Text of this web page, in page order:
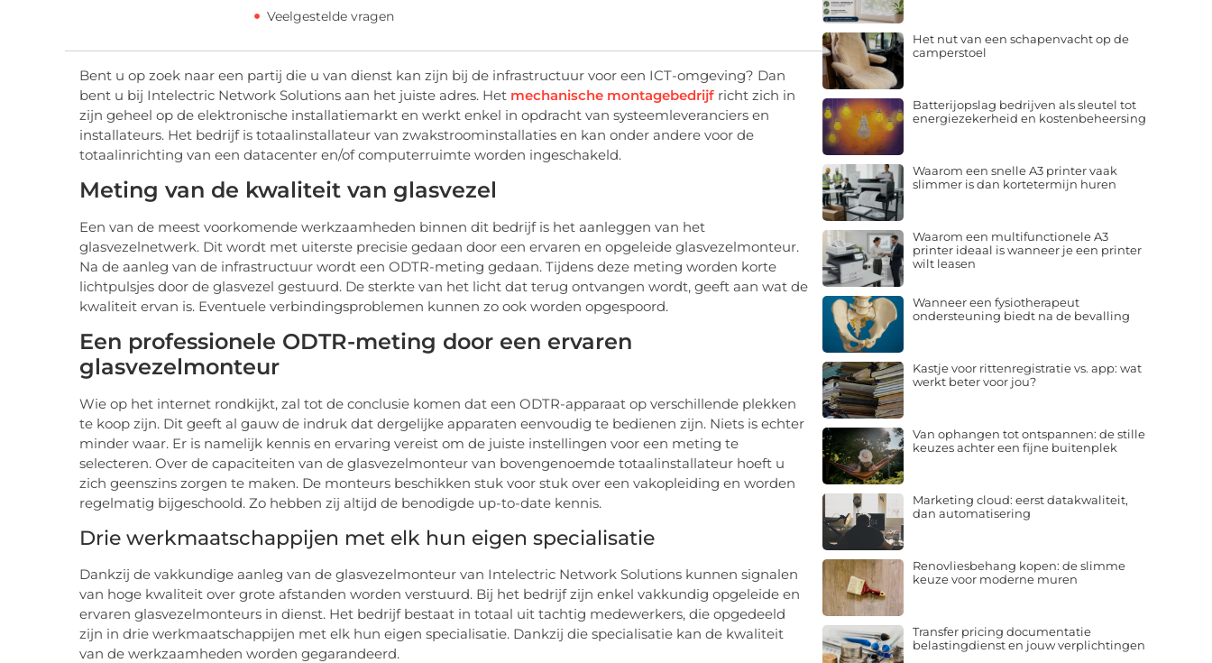
Veelgestelde vragen
Bent u op zoek naar een partij die u van dienst kan zijn bij de infrastructuur voor een ICT-omgeving? Dan
bent u bij Intelectric Network Solutions aan het juiste adres. Het mechanische montagebedrijf richt zich in
zijn geheel op de elektronische installatiemarkt en werkt enkel in opdracht van systeemleveranciers en
installateurs. Het bedrijf is totaalinstallateur van zwakstroominstallaties en kan onder andere voor de
totaalinrichting van een datacenter en/of computerruimte worden ingeschakeld.
Meting van de kwaliteit van glasvezel
Een van de meest voorkomende werkzaamheden binnen dit bedrijf is het aanleggen van het
glasvezelnetwerk. Dit wordt met uiterste precisie gedaan door een ervaren en opgeleide glasvezelmonteur.
Na de aanleg van de infrastructuur wordt een ODTR-meting gedaan. Tijdens deze meting worden korte
lichtpulsjes door de glasvezel gestuurd. De sterkte van het licht dat terug ontvangen wordt, geeft aan wat de
kwaliteit ervan is. Eventuele verbindingsproblemen kunnen zo ook worden opgespoord.
Een professionele ODTR-meting door een ervaren
glasvezelmonteur
Wie op het internet rondkijkt, zal tot de conclusie komen dat een ODTR-apparaat op verschillende plekken
te koop zijn. Dit geeft al gauw de indruk dat dergelijke apparaten eenvoudig te bedienen zijn. Niets is echter
minder waar. Er is namelijk kennis en ervaring vereist om de juiste instellingen voor een meting te
selecteren. Over de capaciteiten van de glasvezelmonteur van bovengenoemde totaalinstallateur hoeft u
zich geenszins zorgen te maken. De monteurs beschikken stuk voor stuk over een vakopleiding en worden
regelmatig bijgeschoold. Zo hebben zij altijd de benodigde up-to-date kennis.
Drie werkmaatschappijen met elk hun eigen specialisatie
Dankzij de vakkundige aanleg van de glasvezelmonteur van Intelectric Network Solutions kunnen signalen
van hoge kwaliteit over grote afstanden worden verstuurd. Bij het bedrijf zijn enkel vakkundig opgeleide en
ervaren glasvezelmonteurs in dienst. Het bedrijf bestaat in totaal uit tachtig medewerkers, die opgedeeld
zijn in drie werkmaatschappijen met elk hun eigen specialisatie. Dankzij die specialisatie kan de kwaliteit
van de werkzaamheden worden gegarandeerd.
Het nut van een schapenvacht op de
camperstoel
Batterijopslag bedrijven als sleutel tot
energiezekerheid en kostenbeheersing
Waarom een snelle A3 printer vaak
slimmer is dan kortetermijn huren
Waarom een multifunctionele A3
printer ideaal is wanneer je een printer
wilt leasen
Wanneer een fysiotherapeut
ondersteuning biedt na de bevalling
Kastje voor rittenregistratie vs. app: wat
werkt beter voor jou?
Van ophangen tot ontspannen: de stille
keuzes achter een fijne buitenplek
Marketing cloud: eerst datakwaliteit,
dan automatisering
Renovliesbehang kopen: de slimme
keuze voor moderne muren
Transfer pricing documentatie
belastingdienst en jouw verplichtingen